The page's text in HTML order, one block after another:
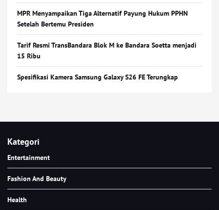
MPR Menyampaikan Tiga Alternatif Payung Hukum PPHN
Setelah Bertemu Presiden
Tarif Resmi TransBandara Blok M ke Bandara Soetta menjadi
15 Ribu
Spesifikasi Kamera Samsung Galaxy S26 FE Terungkap
Kategori
Entertainment
Fashion And Beauty
Health